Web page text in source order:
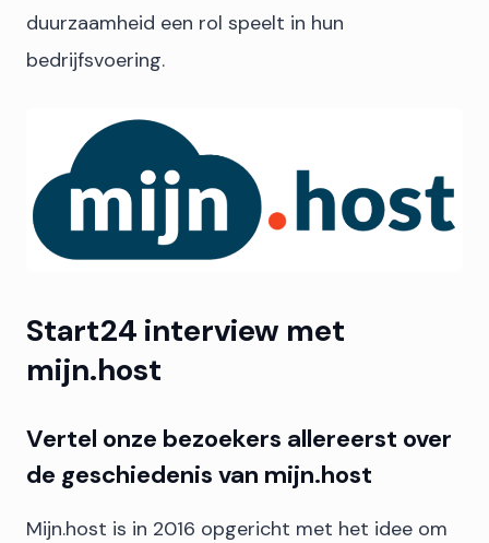
duurzaamheid een rol speelt in hun
bedrijfsvoering.
Start24 interview met
mijn.host
Vertel onze bezoekers allereerst over
de geschiedenis van mijn.host
Mijn.host is in 2016 opgericht met het idee om